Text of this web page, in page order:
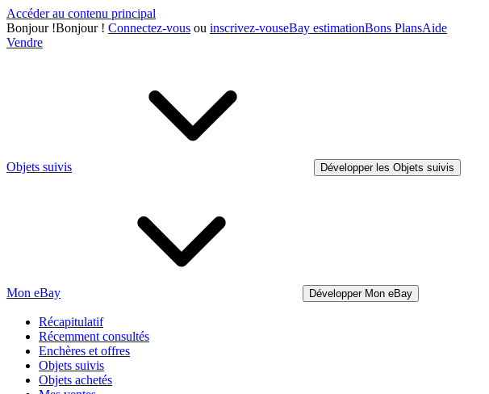
Accéder au contenu principal
Bonjour !Bonjour ! Connectez-vous ou inscrivez-vouseBay estimationBons PlansAide
Vendre
Objets suivis Développer les Objets suivis
Mon eBay Développer Mon eBay
Récapitulatif
Récemment consultés
Enchères et offres
Objets suivis
Objets achetés